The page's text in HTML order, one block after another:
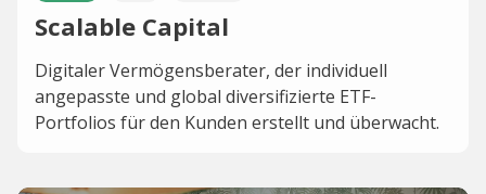
Scalable Capital
Digitaler Vermögensberater, der individuell
angepasste und global diversifizierte ETF-
Portfolios für den Kunden erstellt und überwacht.